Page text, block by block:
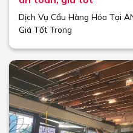
Dịch Vụ Cẩu Hàng Hóa Tại
Giá Tốt Trong